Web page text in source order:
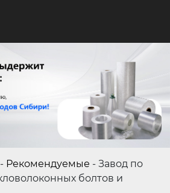
- Рекомендуемые - Завод по
болтов и